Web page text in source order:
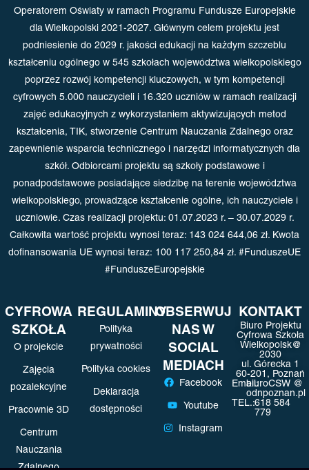
Operatorem Oświaty w ramach Programu Fundusze Europejskie
dla Wielkopolski 2021-2027. Głównym celem projektu jest
podniesienie do 2029 r. jakości edukacji na każdym szczeblu
kształceniu ogólnego w 545 szkołach województwa wielkopolskiego
poprzez rozwój kompetencji kluczowych, w tym kompetencji
cyfrowych 5.000 nauczycieli i 16.320 uczniów w ramach realizacji
zajęć edukacyjnych z wykorzystaniem aktywizujących metod
kształcenia, TIK, stworzenie Centrum Nauczania Zdalnego oraz
zapewnienie wsparcia technicznego i narzędzi informatycznych dla
szkół. Odbiorcami projektu są szkoły podstawowe i
ponadpodstawowe posiadające siedzibę na terenie województwa
wielkopolskiego, prowadzące kształcenie ogólne, ich nauczyciele i
uczniowie. Czas realizacji projektu: 01.07.2023 r. – 30.07.2029 r.
Całkowita wartość projektu wynosi teraz: 143 024 644,06 zł. Kwota
dofinansowania UE wynosi teraz: 100 117 250,84 zł. #FunduszeUE
#FunduszeEuropejskie
CYFROWA
SZKOŁA
O projekcie
Zajęcia
pozalekcyjne
Pracownie 3D
Centrum
Nauczania
Zdalnego
REGULAMINY
Polityka
prywatności
Polityka cookies
Deklaracja
dostępności
OBSERWUJ
NAS W
SOCIAL
MEDIACH
Facebook
Youtube
Instagram
KONTAKT
Biuro Projektu
Cyfrowa Szkoła
Wielkopolsk@
2030
ul. Górecka 1
60-201, Poznań
Email:biuroCSW @
odnpoznan.pl
TEL.:618 584
779